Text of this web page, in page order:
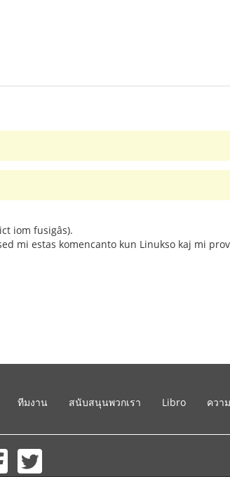
iom fusigâs).
mi estas komencanto kun Linukso kaj mi
ทีมงาน สนับสนุนพวกเรา Libro ควา